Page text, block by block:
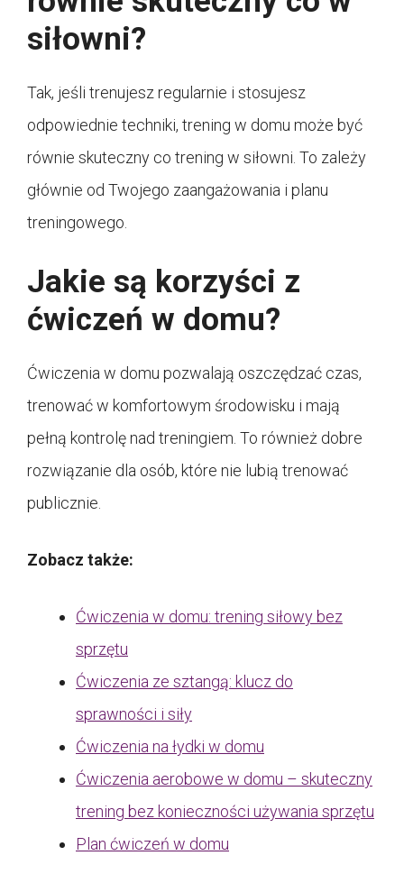
siłowni?
Tak, jeśli trenujesz regularnie i stosujesz
odpowiednie techniki, trening w domu może być
równie skuteczny co trening w siłowni. To zależy
głównie od Twojego zaangażowania i planu
treningowego.
Jakie są korzyści z
ćwiczeń w domu?
Ćwiczenia w domu pozwalają oszczędzać czas,
trenować w komfortowym środowisku i mają
pełną kontrolę nad treningiem. To również dobre
rozwiązanie dla osób, które nie lubią trenować
publicznie.
Zobacz także:
Ćwiczenia w domu: trening siłowy bez
sprzętu
Ćwiczenia ze sztangą: klucz do
sprawności i siły
Ćwiczenia na łydki w domu
Ćwiczenia aerobowe w domu – skuteczny
trening bez konieczności używania sprzętu
Plan ćwiczeń w domu